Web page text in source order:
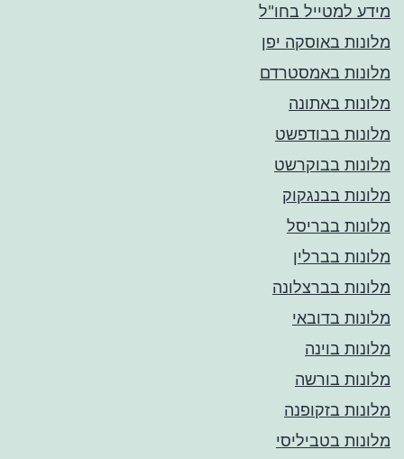
מידע למטייל בחו"ל
מלונות באוסקה יפן
מלונות באמסטרדם
מלונות באתונה
מלונות בבודפשט
מלונות בבוקרשט
מלונות בבנגקוק
מלונות בבריסל
מלונות בברלין
מלונות בברצלונה
מלונות בדובאי
מלונות בוינה
מלונות בורשה
מלונות בזקופנה
מלונות בטביליסי